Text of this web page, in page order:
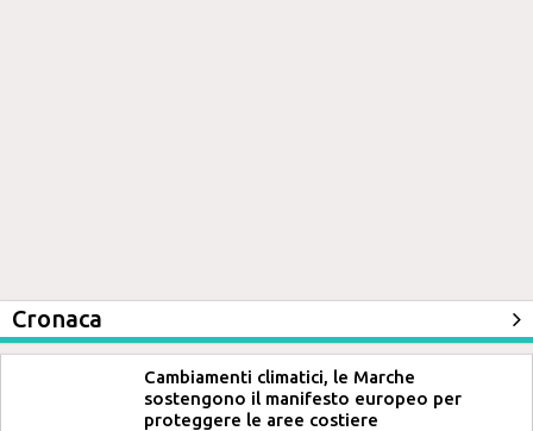
Cronaca
Cambiamenti climatici, le Marche
sostengono il manifesto europeo per
proteggere le aree costiere